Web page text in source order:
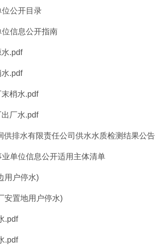
公开目录
信息公开指南
.pdf
.pdf
梢水.pdf
厂水.pdf
供排水有限责任公司供水水质检测结果公告
单位信息公开适用主体清单
用户停水)
安置地用户停水)
.pdf
.pdf